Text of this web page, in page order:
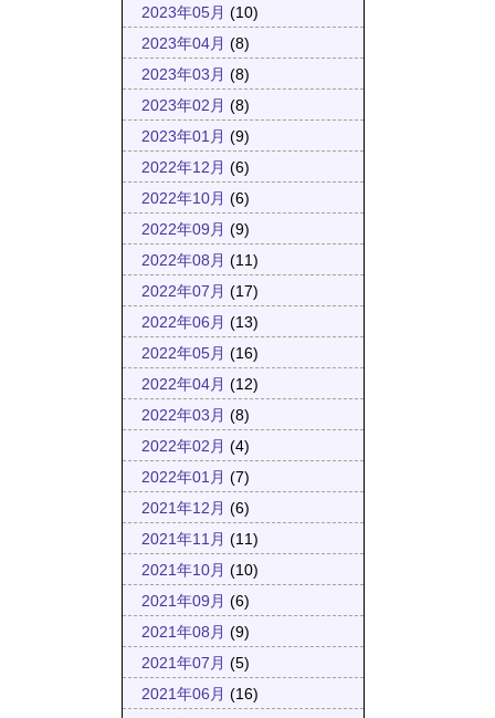
2023年05月 (10)
2023年04月 (8)
2023年03月 (8)
2023年02月 (8)
2023年01月 (9)
2022年12月 (6)
2022年10月 (6)
2022年09月 (9)
2022年08月 (11)
2022年07月 (17)
2022年06月 (13)
2022年05月 (16)
2022年04月 (12)
2022年03月 (8)
2022年02月 (4)
2022年01月 (7)
2021年12月 (6)
2021年11月 (11)
2021年10月 (10)
2021年09月 (6)
2021年08月 (9)
2021年07月 (5)
2021年06月 (16)